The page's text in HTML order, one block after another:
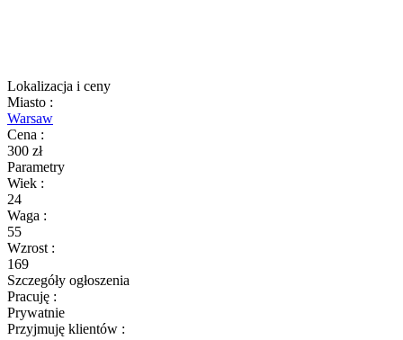
Lokalizacja i ceny
Miasto :
Warsaw
Cena :
300 zł
Parametry
Wiek :
24
Waga :
55
Wzrost :
169
Szczegóły ogłoszenia
Pracuję :
Prywatnie
Przyjmuję klientów :